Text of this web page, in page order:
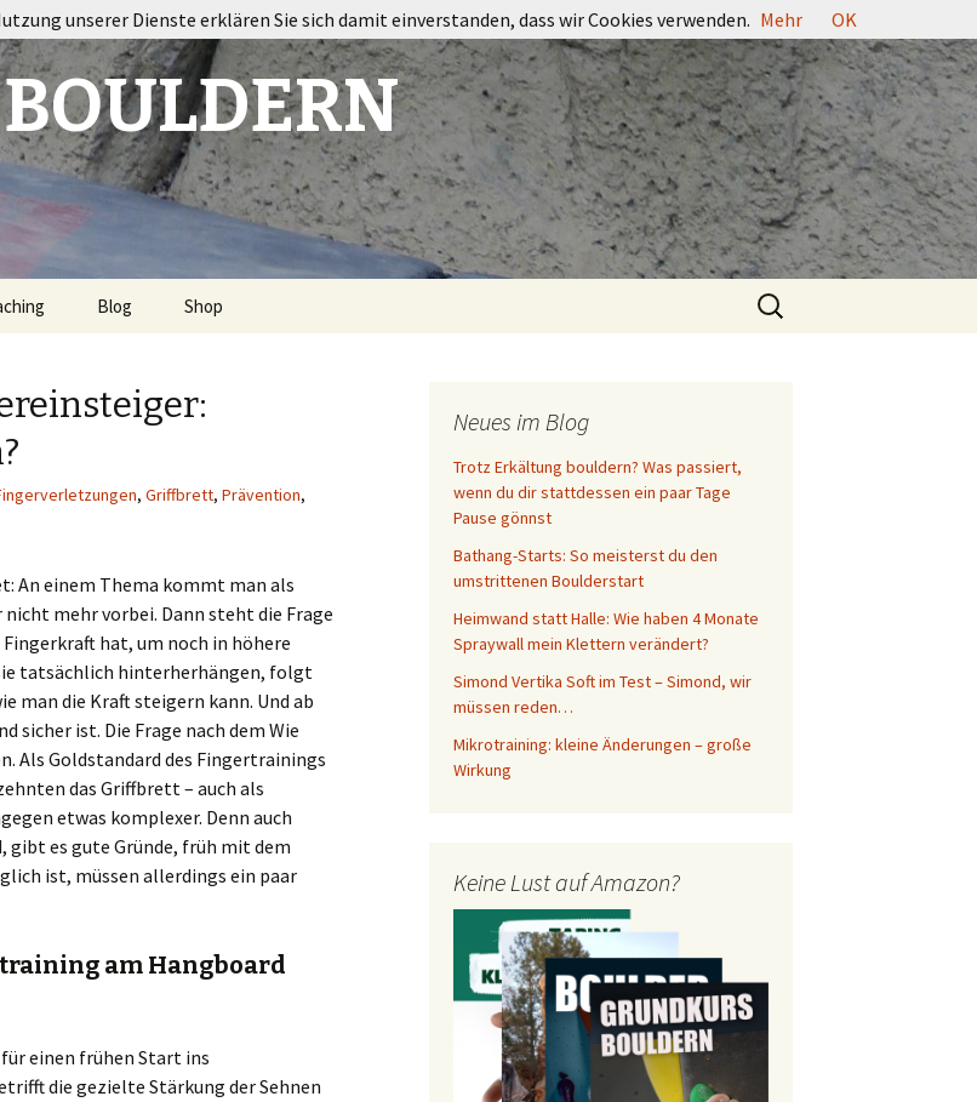
Blog Shop
Suchen
nach:
, Griffbrett, Prävention,
An einem Thema kommt man als
mehr vorbei. Dann steht die Frage
hat, um noch in höhere
tatsächlich hinterherhängen, folgt
man die Kraft steigern kann. Und ab
sicher ist. Die Frage nach dem Wie
Als Goldstandard des Fingertrainings
das Griffbrett – auch als
etwas komplexer. Denn auch
es gute Gründe, früh mit dem
ist, müssen allerdings ein paar
am Hangboard
einen frühen Start ins
die gezielte Stärkung der Sehnen
Neues im Blog
Trotz Erkältung bouldern? Was passiert,
wenn du dir stattdessen ein paar Tage
Pause gönnst
Bathang-Starts: So meisterst du den
umstrittenen Boulderstart
Heimwand statt Halle: Wie haben 4 Monate
Spraywall mein Klettern verändert?
Simond Vertika Soft im Test – Simond, wir
müssen reden…
Mikrotraining: kleine Änderungen – große
Wirkung
Keine Lust auf Amazon?
unserer Dienste erklären Sie sich damit einverstanden, dass wir Cookies verwenden. Mehr OK